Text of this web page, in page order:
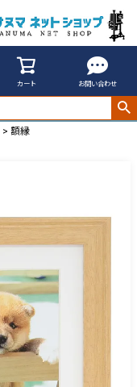
カート お問い合わせ
額縁